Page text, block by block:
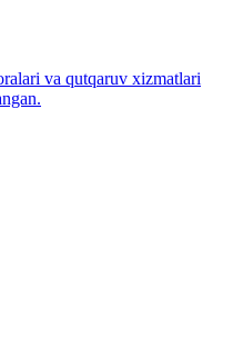
va qutqaruv xizmatlari